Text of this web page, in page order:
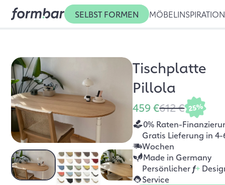
SELBST FORMEN MÖBEL INSPIRATION
Tischplatte
Pillola
459 €612 € 25%
0% Raten-
Gratis Lieferung in 4-
Wochen
Made in Germany
Persönlicher f+
Service